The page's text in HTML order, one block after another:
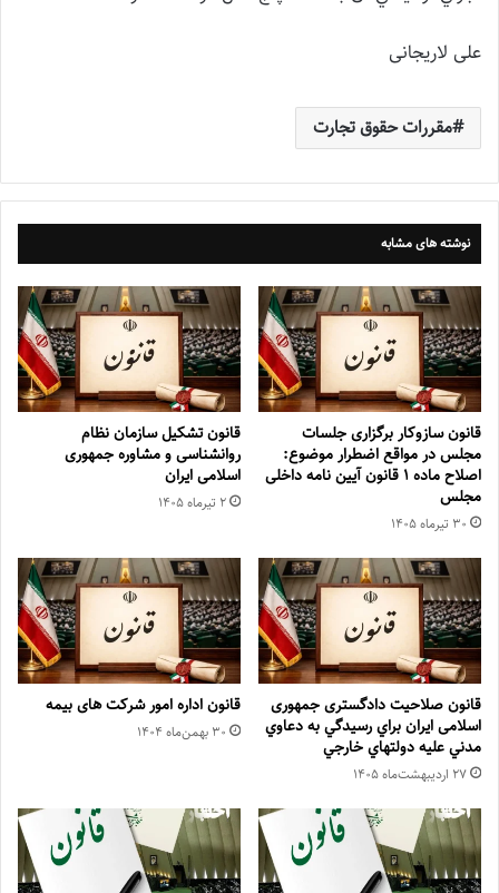
علی لاریجانی
مقررات حقوق تجارت
نوشته های مشابه
قانون سازوکار برگزاری جلسات
مجلس در مواقع اضطرار موضوع:
اصلاح ماده ۱ قانون آیین نامه داخلی
مجلس
۳۰ تیر‌ماه ۱۴۰۵
قانون تشکیل سازمان نظام
روانشناسی و مشاوره جمهوری
اسلامی ایران
۲ تیر‌ماه ۱۴۰۵
قانون صلاحیت دادگستری جمهوری
اسلامی ایران براي رسيدگي به دعاوي
مدني عليه دولتهاي خارجي
۲۷ اردیبهشت‌ماه ۱۴۰۵
قانون اداره امور شرکت های بیمه
۳۰ بهمن‌ماه ۱۴۰۴